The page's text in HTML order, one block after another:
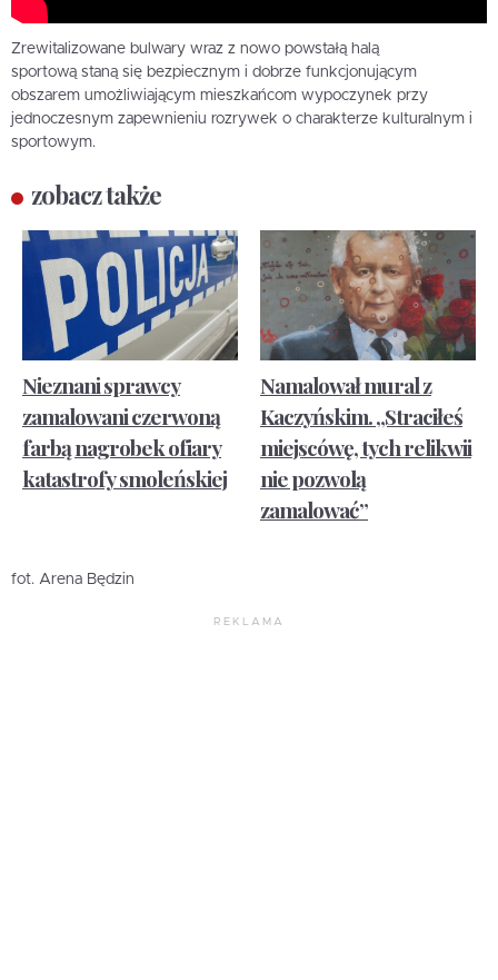
Zrewitalizowane bulwary wraz z nowo powstałą halą
sportową staną się bezpiecznym i dobrze funkcjonującym
obszarem umożliwiającym mieszkańcom wypoczynek przy
jednoczesnym zapewnieniu rozrywek o charakterze kulturalnym i
sportowym.
zobacz także
Nieznani sprawcy
zamalowani czerwoną
farbą nagrobek ofiary
katastrofy smoleńskiej
Namalował mural z
Kaczyńskim. „Straciłeś
miejscówę, tych relikwii
nie pozwolą
zamalować”
fot. Arena Będzin
REKLAMA